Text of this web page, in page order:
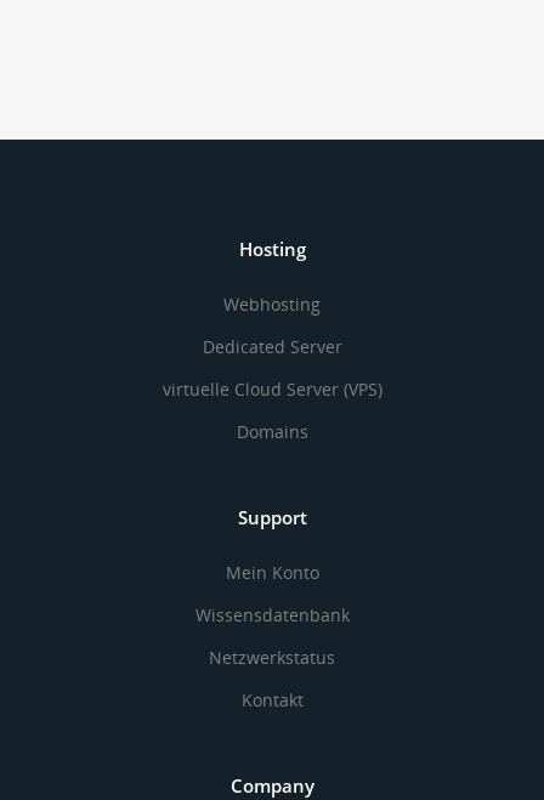
Hosting
Webhosting
Dedicated Server
virtuelle Cloud Server (VPS)
Domains
Support
Mein Konto
Wissensdatenbank
Netzwerkstatus
Kontakt
Company